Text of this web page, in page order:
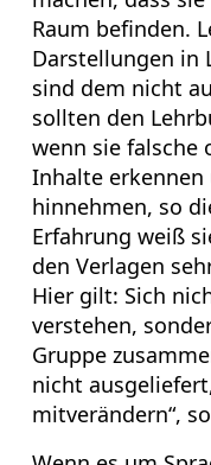
Raum befinden.
Darstellungen in
sind dem nicht
sollten den
wenn sie falsche
Inhalte
hinnehmen, so
Erfahrung weiß
den Verlagen
Hier gilt: Sich
verstehen,
Gruppe
nicht
mitverändern“,